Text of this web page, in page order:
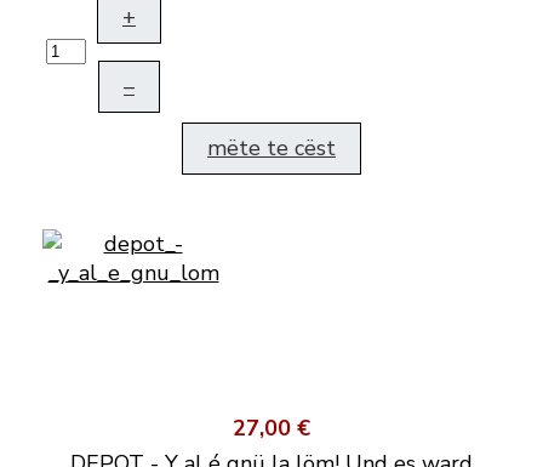
+
–
mëte te cëst
27,00 €